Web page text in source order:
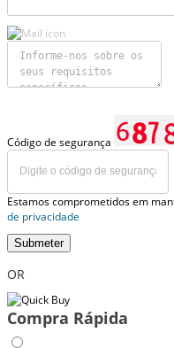
Código de segurança
Estamos comprometidos em
de privacidade
Submeter
OR
Compra Rápida